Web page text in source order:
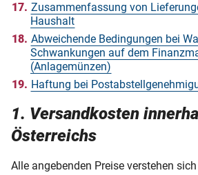
Zusammenfassung von
Haushalt
Abweichende Bedingungen bei
Schwankungen auf dem
(Anlagemünzen)
Haftung bei
1. Versandkosten
Österreichs
Alle angebenden Preise verstehen